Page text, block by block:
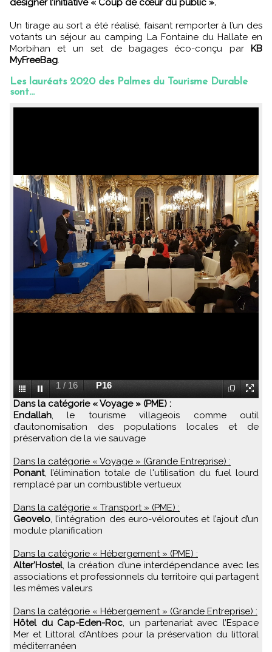
Un tirage au sort a été réalisé, faisant remporter à l’un des
votants un séjour au camping La Fontaine du Hallate en
Morbihan et un set de bagages éco-conçu par KB
MyFreeBag
Les lauréats 2020 des Palmes du Tourisme Durable
sont...
2 / 16 P15
Dans la catégorie « Voyage » (PME) :
Endallah , le tourisme villageois comme outil
d’autonomisation des populations locales et de
préservation de la vie sauvage
Dans la catégorie « Voyage » (Grande Entreprise) :
Ponant, l’élimination totale de l'utilisation du fuel lourd
remplacé par un combustible vertueux
Dans la catégorie « Transport » (PME) :
Geovelo , l’intégration des euro-véloroutes et l’ajout d’un
module planification
Dans la catégorie « Hébergement » (PME) :
Alter’Hostel, la création d’une interdépendance avec les
associations et professionnels du territoire qui partagent
les mêmes valeurs
Dans la catégorie « Hébergement » (Grande Entreprise) :
Hôtel du Cap-Eden-Roc , un partenariat avec l’Espace
Mer et Littoral d’Antibes pour la préservation du littoral
méditerranéen